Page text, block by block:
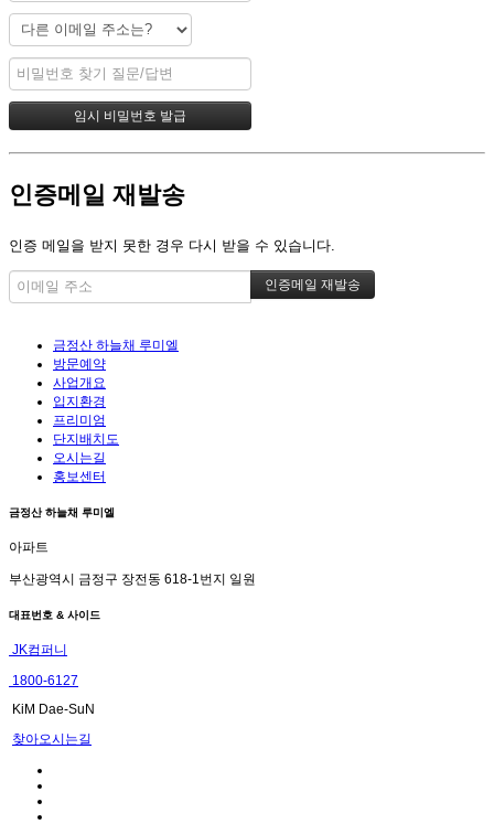
인증메일 재발송
인증 메일을 받지 못한 경우 다시 받을 수 있습니다.
금정산 하늘채 루미엘
방문예약
사업개요
입지환경
프리미엄
단지배치도
오시는길
홍보센터
금정산 하늘채 루미엘
아파트
부산광역시 금정구 장전동 618-1번지 일원
대표번호 & 사이드
JK컴퍼니
1800-6127
KiM Dae-SuN
찾아오시는길